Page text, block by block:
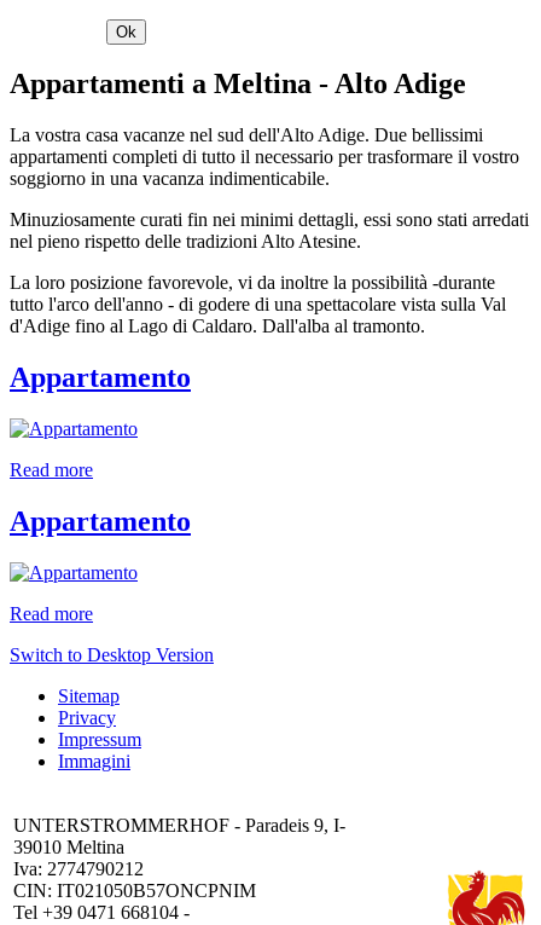
Ok
Appartamenti a Meltina - Alto Adige
La vostra casa vacanze nel sud dell'Alto Adige. Due bellissimi
appartamenti completi di tutto il necessario per trasformare il vostro
soggiorno in una vacanza indimenticabile.
Minuziosamente curati fin nei minimi dettagli, essi sono stati arredati
nel pieno rispetto delle tradizioni Alto Atesine.
La loro posizione favorevole, vi da inoltre la possibilità -durante
tutto l'arco dell'anno - di godere di una spettacolare vista sulla Val
d'Adige fino al Lago di Caldaro. Dall'alba al tramonto.
Appartamento
Read more
Appartamento
Read more
Switch to Desktop Version
Sitemap
Privacy
Impressum
Immagini
UNTERSTROMMERHOF - Paradeis 9, I-
39010 Meltina
Iva: 2774790212
CIN: IT021050B57ONCPNIM
Tel +39 0471 668104 -